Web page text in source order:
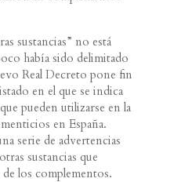
sustancias” no está
había sido delimitado
Real Decreto pone fin
en el que se indica
pueden utilizarse en la
en España.
serie de advertencias
sustancias que
los complementos.